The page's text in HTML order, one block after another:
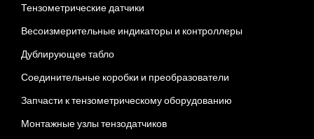
Тензометрические датчики
Весоизмерительные индикаторы и контроллеры
Дублирующее табло
Соединительные коробки и преобразователи
Запчасти к тензометрическому оборудованию
Монтажные узлы тензодатчиков